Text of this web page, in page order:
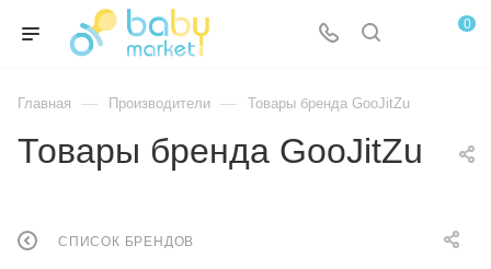
0
Главная — Производители — Товары бренда GooJitZu
Товары бренда GooJitZu
СПИСОК БРЕНДОВ